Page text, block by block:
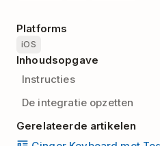
Platforms
iOS
Inhoudsopgave
Instructies
De integratie opzetten
Gerelateerde artikelen